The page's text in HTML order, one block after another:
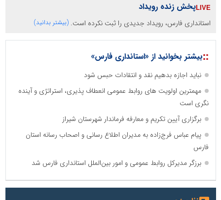
پخش زنده رویداد
استانداری فارس، رویداد جدیدی را ثبت نکرده است. (بیشتر بدانید)
::بیشتر بخوانید از «استانداری فارس»
نباید اجازه بدهیم نقد و انتقادات حبس شود
مهمترین اولویت های روابط عمومی انعطاف پذیری، استراتژی و آینده
نگری است
برگزاری آیین تکریم و معارفه فرماندار شهرستان شیراز
پیام عباس فرج‌زاده به مدیران اطلاع رسانی و اصحاب رسانه استان
فارس
برزگر مدیرکل روابط عمومی و امور بین‌الملل استانداری فارس شد